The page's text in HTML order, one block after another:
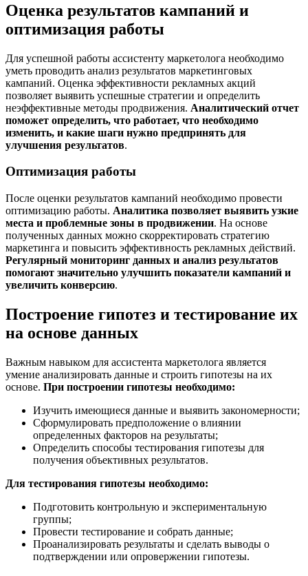
Оценка результатов кампаний и
оптимизация работы
Для успешной работы ассистенту маркетолога необходимо
уметь проводить анализ результатов маркетинговых
кампаний. Оценка эффективности рекламных акций
позволяет выявить успешные стратегии и определить
неэффективные методы продвижения. Аналитический отчет
поможет определить, что работает, что необходимо
изменить, и какие шаги нужно предпринять для
улучшения результатов.
Оптимизация работы
После оценки результатов кампаний необходимо провести
оптимизацию работы. Аналитика позволяет выявить узкие
места и проблемные зоны в продвижении. На основе
полученных данных можно скорректировать стратегию
маркетинга и повысить эффективность рекламных действий.
Регулярный мониторинг данных и анализ результатов
помогают значительно улучшить показатели кампаний и
увеличить конверсию.
Построение гипотез и тестирование их
на основе данных
Важным навыком для ассистента маркетолога является
умение анализировать данные и строить гипотезы на их
основе. При построении гипотезы необходимо:
Изучить имеющиеся данные и выявить закономерности;
Сформулировать предположение о влиянии
определенных факторов на результаты;
Определить способы тестирования гипотезы для
получения объективных результатов.
Для тестирования гипотезы необходимо:
Подготовить контрольную и экспериментальную
группы;
Провести тестирование и собрать данные;
Проанализировать результаты и сделать выводы о
подтверждении или опровержении гипотезы.